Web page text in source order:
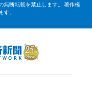
無断転載を禁止します。 著作権
。